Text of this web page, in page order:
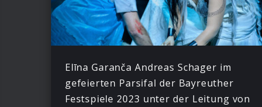
Elīna Garanča Andreas Schager im
gefeierten Parsifal der Bayreuther
Festspiele 2023 unter der Leitung von